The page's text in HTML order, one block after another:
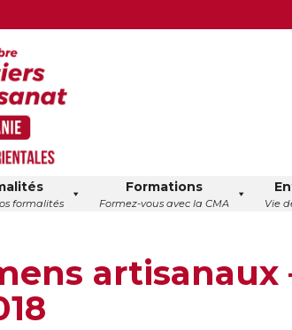
formalités
Formations
Formez-vous avec la CMA Vie
artisanaux